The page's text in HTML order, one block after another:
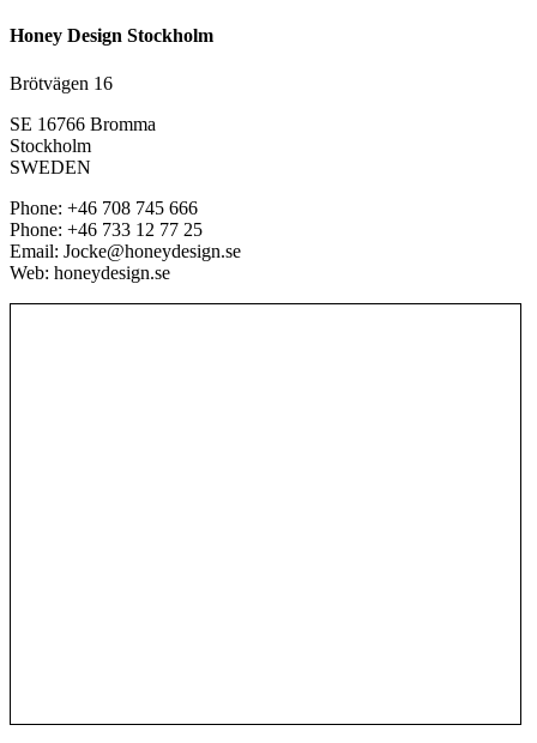
Honey Design Stockholm
Brötvägen 16
SE 16766 Bromma
Stockholm
SWEDEN
Phone: +46 708 745 666
Phone: +46 733 12 77 25
Email: Jocke@honeydesign.se
Web: honeydesign.se